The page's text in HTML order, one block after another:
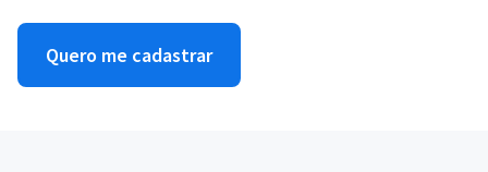
Quero me cadastrar